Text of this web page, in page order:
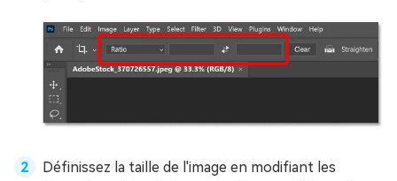
Définissez la taille de l'image en modifiant les